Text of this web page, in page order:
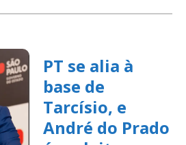
PT se alia à
base de
Tarcísio, e
André do Prado